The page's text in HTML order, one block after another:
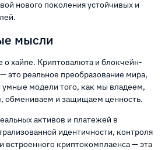
нового поколения устойчивых и
мысли
о хайпе. Криптовалюта и блокчейн-
это реальное преобразование мира,
умные модели того, как мы владеем,
обмениваем и защищаем ценность.
активов и платежей в
идентичности, контроля
встроенного криптокомплаенса — эта